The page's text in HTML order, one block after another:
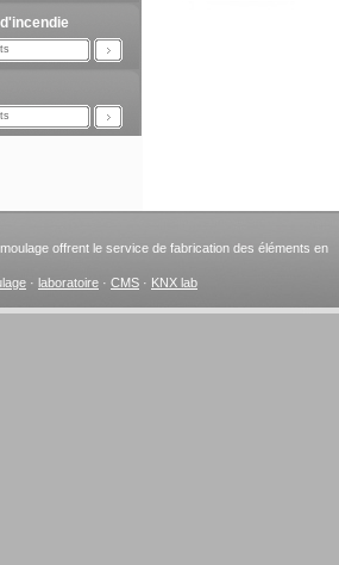
offrent le service de fabrication des éléments en
· laboratoire · CMS · KNX lab